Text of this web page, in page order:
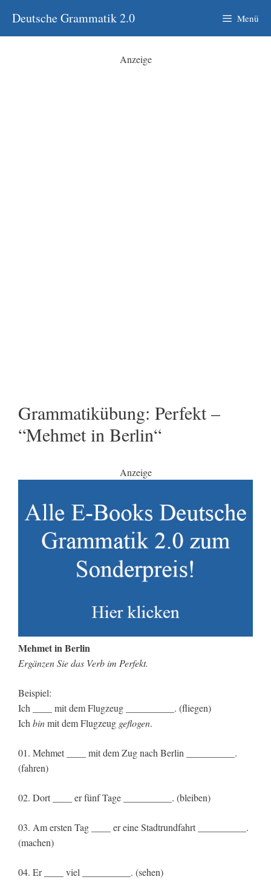
Inhalt
springen
Deutsche Grammatik 2.0 Menü
Anzeige
Grammatikübung: Perfekt –
“Mehmet in Berlin“
Anzeige
Mehmet in Berlin
Ergänzen Sie das Verb im Perfekt.
Beispiel:
Ich ____ mit dem Flugzeug __________. (fliegen)
Ich binmit dem Flugzeug geflogen.
01. Mehmet ____ mit dem Zug nach Berlin __________.
(fahren)
02. Dort ____ er fünf Tage __________. (bleiben)
03. Am ersten Tag ____ er eine Stadtrundfahrt __________.
(machen)
04. Er ____ viel __________. (sehen)